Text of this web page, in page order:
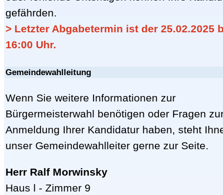
gefährden.
> Letzter Abgabetermin ist der 25.02.2025
16:00 Uhr.
Gemeindewahlleitung
Wenn Sie weitere Informationen zur
Bürgermeisterwahl benötigen oder Fragen
Anmeldung Ihrer Kandidatur haben, steht
unser Gemeindewahlleiter gerne zur Seite.
Herr Ralf Morwinsky
Haus l - Zimmer 9